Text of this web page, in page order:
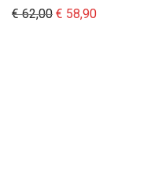
€62,00 Il prezzo
€ 58,90Il prezzo